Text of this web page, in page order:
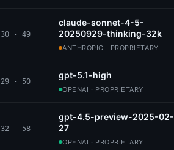
30 - 49
claude-sonnet-4-5-
20250929-thinking-32k
ANTHROPIC · PROPRIETARY
29 - 50
gpt-5.1-high
OPENAI · PROPRIETARY
32 - 58
gpt-4.5-preview-2025-02-
27
OPENAI · PROPRIETARY